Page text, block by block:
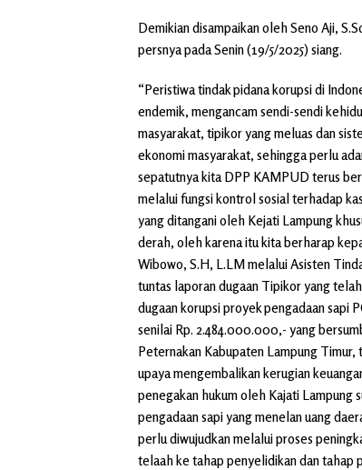
Demikian disampaikan oleh Seno Aji,
persnya pada Senin (19/5/2025) siang.
“Peristiwa tindak pidana korupsi di
endemik, mengancam sendi-sendi
masyarakat, tipikor yang meluas dan
ekonomi masyarakat, sehingga perlu
sepatutnya kita DPP KAMPUD terus
melalui fungsi kontrol sosial terhadap
yang ditangani oleh Kejati Lampung
derah, oleh karena itu kita berharap
Wibowo, S.H, L.LM melalui Asisten
tuntas laporan dugaan Tipikor yang
dugaan korupsi proyek pengadaan sapi
senilai Rp. 2.484.000.000,- yang
Peternakan Kabupaten Lampung Timur,
upaya mengembalikan kerugian
penegakan hukum oleh Kajati Lampung
pengadaan sapi yang menelan uang
perlu diwujudkan melalui proses
telaah ke tahap penyelidikan dan tahap